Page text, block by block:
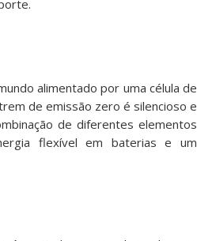
alimentado por uma célula de
de emissão zero é silencioso e
de diferentes elementos
flexível em baterias e um